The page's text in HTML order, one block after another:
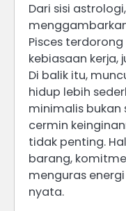
Dari sisi
Pisces
kebiasaan kerja,
Di balik itu,
hidup lebih
minimalis bukan
cermin
tidak penting.
barang,
menguras
nyata.